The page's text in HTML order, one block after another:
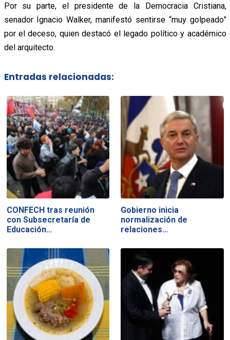
Por su parte, el presidente de la Democracia Cristiana,
senador Ignacio Walker, manifestó sentirse “muy golpeado”
por el deceso, quien destacó el legado político y académico
del arquitecto.
Entradas relacionadas:
CONFECH tras reunión
con Subsecretaría de
Educación…
Gobierno inicia
normalización de
relaciones…